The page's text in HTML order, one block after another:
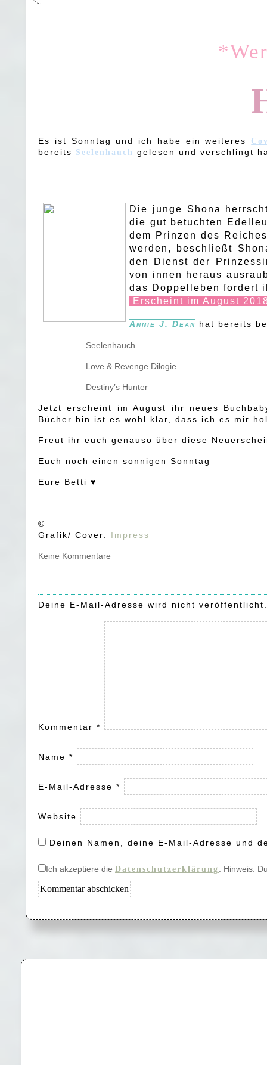
Es ist Sonntag und ich habe ein weiteres
bereits Seelenhauch gelesen und verschlingt
Die junge Shona
die gut betuchten
dem Prinzen des
werden, beschließt
den Dienst der
von innen heraus
das Doppelleben fordert
Erscheint im August
Annie J. Dean hat bereits
Seelenhauch
Love & Revenge Dilogie
Destiny’s Hunter
Jetzt erscheint im August ihr neues
Bücher bin ist es wohl klar, dass ich es mir
Freut ihr euch genauso über diese
Euch noch einen sonnigen Sonntag
Eure Betti ♥
©
Grafik/ Cover: Impress
Keine Kommentare
Deine E-Mail-Adresse wird nicht veröffentlicht.
Kommentar *
Name *
E-Mail-Adresse *
Website
Deinen Namen, deine E-Mail-Adresse und
Ich akzeptiere die Datenschutzerklärung . Hinweis: